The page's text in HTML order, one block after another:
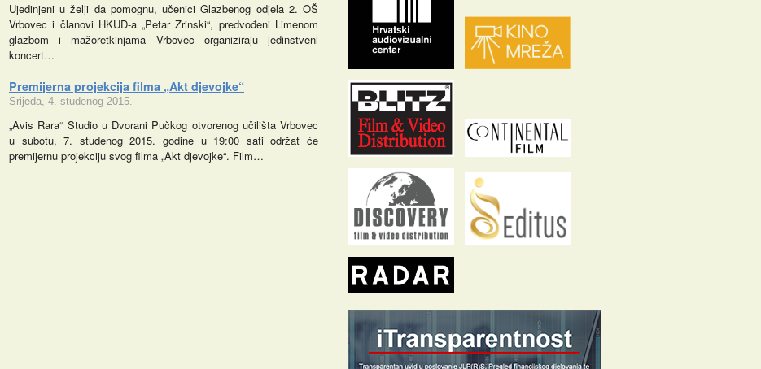
Ujedinjeni u želji da pomognu, učenici Glazbenog odjela 2. OŠ
Vrbovec i članovi HKUD-a „Petar Zrinski“, predvođeni Limenom
glazbom i mažoretkinjama Vrbovec organiziraju jedinstveni
koncert…
Premijerna projekcija filma „Akt djevojke“
Srijeda, 4. studenog 2015.
„Avis Rara“ Studio u Dvorani Pučkog otvorenog učilišta Vrbovec
u subotu, 7. studenog 2015. godine u 19:00 sati održat će
premijernu projekciju svog filma „Akt djevojke“. Film…